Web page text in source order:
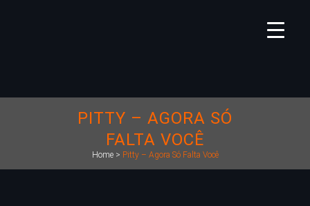
PITTY – AGORA SÓ
FALTA VOCÊ
Home> Pitty – Agora Só Falta Você